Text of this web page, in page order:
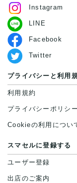
Instagram
LINE
Facebook
Twitter
プライバシーと利用
利用規約
プライバシーポリシー
Cookieの利用につい
スマセルに登録する
ユーザー登録
出店のご案内